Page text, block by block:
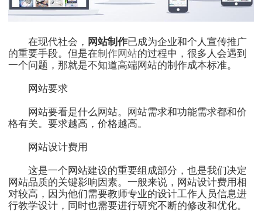
在现代社会， 网站制作已成为企业和个人宣传推广
的重要手段。但是在制作网站的过程中，很多人会遇到
一个问题，那就是不知道高端网站的制作成本标准。
网站要求
网站要看是什么网站。网站需求和功能需求都和价
格有关。要求越高，价格越高。
网站设计费用
这是一个网站建设的重要组成部分，也是我们决定
网站品质的关键影响因素。一般来说，网站设计费用相
对较高，因为他们需要教师专业的设计工作人员信息进
行教学设计，同时也需要进行研究不断的修改和优化。